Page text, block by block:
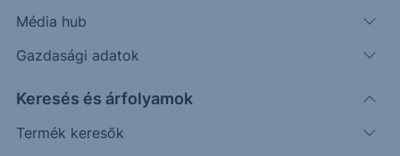
Média hub
Gazdasági adatok
Keresés és árfolyamok
Termék keresők